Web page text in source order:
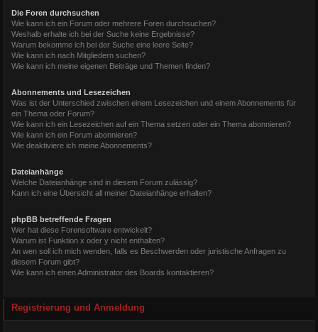
Die Foren durchsuchen
Wie kann ich ein Forum oder mehrere Foren durchsuchen?
Weshalb erhalte ich bei der Suche keine Ergebnisse?
Warum bekomme ich bei der Suche eine leere Seite?
Wie kann ich nach Mitgliedern suchen?
Wie kann ich meine eigenen Beiträge und Themen finden?
Abonnements und Lesezeichen
Was ist der Unterschied zwischen einem Lesezeichen und einem Abonnements für
ein Thema oder Forum?
Wie kann ich ein Lesezeichen auf ein Thema setzen oder ein Thema abonnieren?
Wie kann ich ein Forum abonnieren?
Wie deaktiviere ich meine Abonnements?
Dateianhänge
Welche Dateianhänge sind in diesem Forum zulässig?
Kann ich eine Übersicht all meiner Dateianhänge erhalten?
phpBB betreffende Fragen
Wer hat diese Forensoftware entwickelt?
Warum ist Funktion x oder y nicht enthalten?
An wen soll ich mich wenden, falls es Beschwerden oder juristische Anfragen zu
diesem Forum gibt?
Wie kann ich einen Administrator des Boards kontaktieren?
Registrierung und Anmeldung